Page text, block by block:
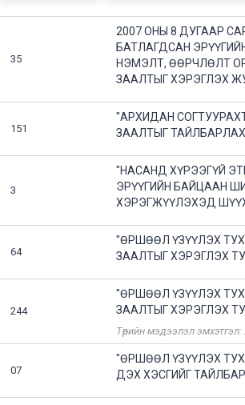
35
2007 ОНЫ 8 ДУГААР
БАТЛАГДСАН
НЭМЭЛТ, ӨӨРЧЛӨЛТ
ЗААЛТЫГ ХЭРЭГЛЭХ
151
"АРХИДАН
ЗААЛТЫГ
3
"НАСАНД ХҮРЭЭГҮЙ
ЭРҮҮГИЙН БАЙЦААН
ХЭРЭГЖҮҮЛЭХЭД
64
"ӨРШӨӨЛ ҮЗҮҮЛЭХ
ЗААЛТЫГ ХЭРЭГЛЭХ
244
"ӨРШӨӨЛ ҮЗҮҮЛЭХ
ЗААЛТЫГ ХЭРЭГЛЭХ
Төрийн мэдээлэл
07
"ӨРШӨӨЛ ҮЗҮҮЛЭХ
ДЭХ ХЭСГИЙГ